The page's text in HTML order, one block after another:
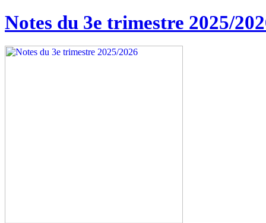
Notes du 3e trimestre 2025/